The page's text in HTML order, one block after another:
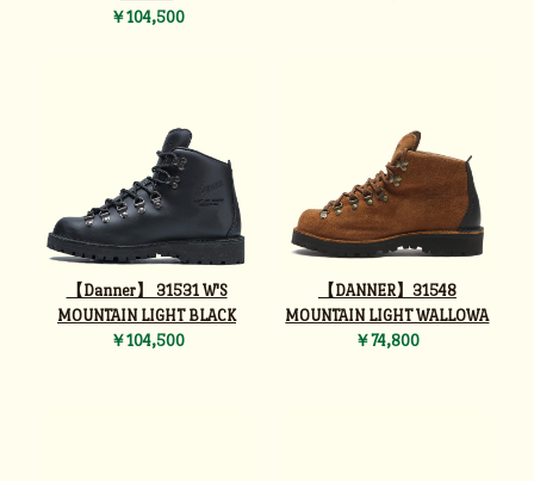
￥104,500
【Danner】 31531 W'S
MOUNTAIN LIGHT BLACK
￥104,500
【DANNER】31548
MOUNTAIN LIGHT WALLOWA
￥74,800